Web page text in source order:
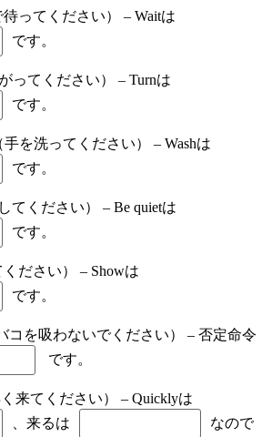
待ってください） – Waitは
です。
ってください） – Turnは
です。
手を洗ってください） – Washは
です。
てください） – Be quietは
です。
ださい） – Showは
です。
コを吸わないでください） – 否定命令
です。
来てください） – Quicklyは
、来るは
なので